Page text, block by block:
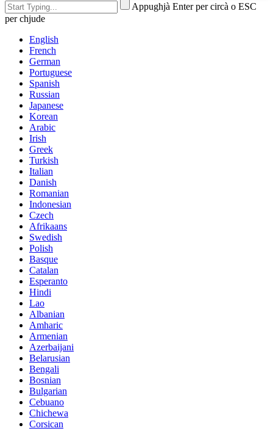
Appughjà Enter per circà o ESC
per chjude
English
French
German
Portuguese
Spanish
Russian
Japanese
Korean
Arabic
Irish
Greek
Turkish
Italian
Danish
Romanian
Indonesian
Czech
Afrikaans
Swedish
Polish
Basque
Catalan
Esperanto
Hindi
Lao
Albanian
Amharic
Armenian
Azerbaijani
Belarusian
Bengali
Bosnian
Bulgarian
Cebuano
Chichewa
Corsican